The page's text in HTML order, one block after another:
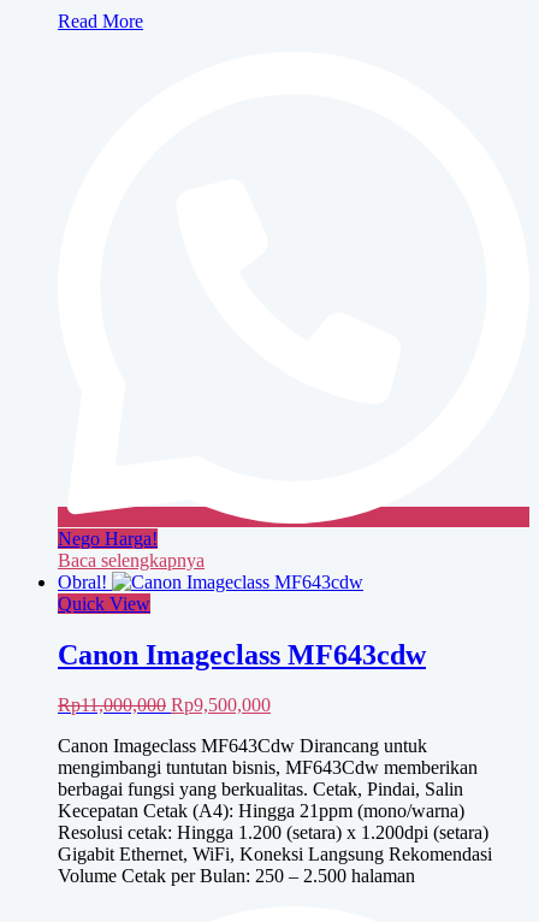
Canon
Read More
Nego Harga!
Baca selengkapnya
Obral!
Quick View
Canon Imageclass MF643cdw
Rp11,000,000 Harga
adalah:
Rp11,000,000.
Rp9,500,000Harga
ini
adalah:
Rp9,500,000.
Canon Imageclass MF643Cdw Dirancang untuk
mengimbangi tuntutan bisnis, MF643Cdw memberikan
berbagai fungsi yang berkualitas. Cetak, Pindai, Salin
Kecepatan Cetak (A4): Hingga 21ppm (mono/warna)
Resolusi cetak: Hingga 1.200 (setara) x 1.200dpi (setara)
Gigabit Ethernet, WiFi, Koneksi Langsung Rekomendasi
Volume Cetak per Bulan: 250 – 2.500 halaman